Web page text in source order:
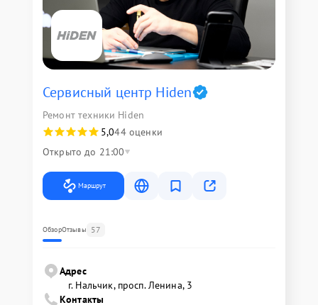
Сервисный центр Hiden
Ремонт техники Hiden
5,044 оценки
Открыто до 21:00
Маршрут
ОбзорОтзывы 57
Адрес
г. Нальчик, просп. Ленина, 3
Контакты